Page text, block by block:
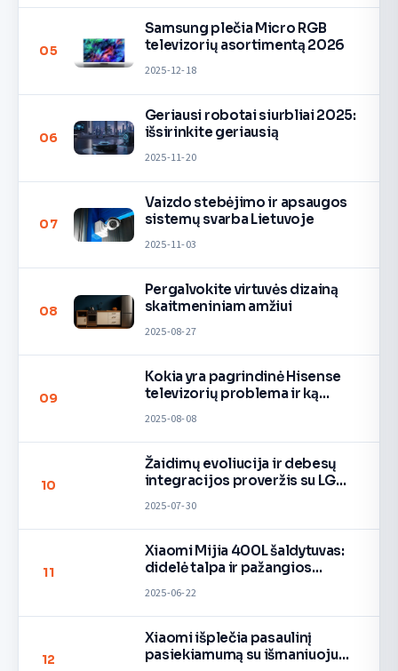
05
Samsung plečia Micro RGB
televizorių asortimentą 2026
2025-12-18
06
Geriausi robotai siurbliai 2025:
išsirinkite geriausią
2025-11-20
07
Vaizdo stebėjimo ir apsaugos
sistemų svarba Lietuvoje
2025-11-03
08
Pergalvokite virtuvės dizainą
skaitmeniniam amžiui
2025-08-27
09
Kokia yra pagrindinė Hisense
televizorių problema ir ką
Lietuvoje
2025-08-08
10
Žaidimų evoliucija ir debesų
integracijos proveržis su LG
2025-07-30
11
Xiaomi Mijia 400L šaldytuvas:
didelė talpa ir pažangios
dizaine
2025-06-22
12
Xiaomi išplečia pasaulinį
pasiekiamumą su išmaniuoju